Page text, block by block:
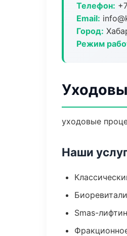
Телефон:
Email:
Город:
Режим
уходовые
Наши
Smas-